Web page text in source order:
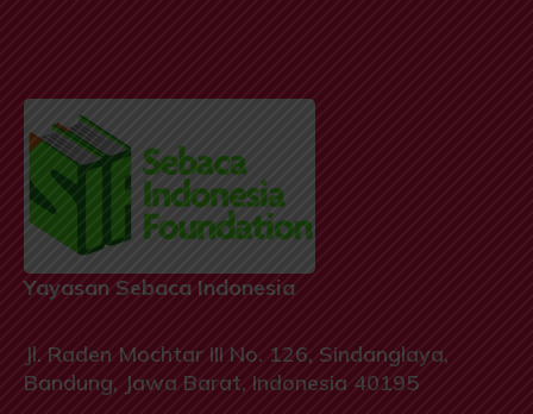
Yayasan Sebaca Indonesia
Jl. Raden Mochtar III No. 126, Sindanglaya,
Bandung, Jawa Barat, Indonesia 40195